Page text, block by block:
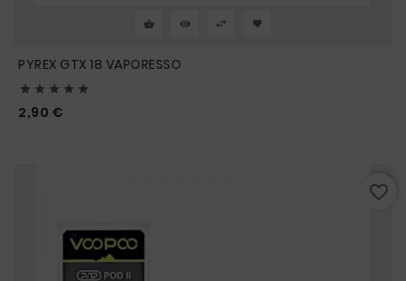
PYREX GTX 18 VAPORESSO
    
2,90 €
favorite_border